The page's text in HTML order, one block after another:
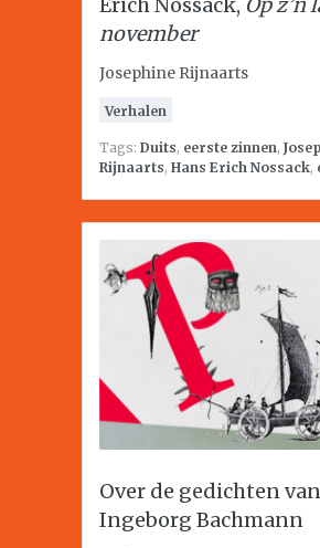
november
Josephine Rijnaarts
Verhalen
Tags: Duits, eerste zinnen,
Rijnaarts, Hans Erich Nossack,
Over de gedichten van
Ingeborg Bachmann